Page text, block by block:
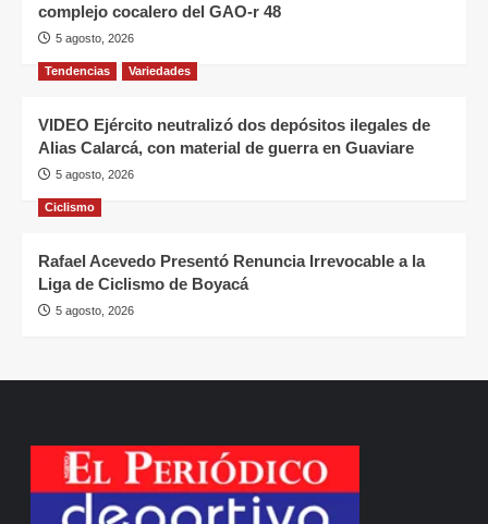
complejo cocalero del GAO-r 48
5 agosto, 2026
Tendencias Variedades
VIDEO Ejército neutralizó dos depósitos ilegales de
Alias Calarcá, con material de guerra en Guaviare
5 agosto, 2026
Ciclismo
Rafael Acevedo Presentó Renuncia Irrevocable a la
Liga de Ciclismo de Boyacá
5 agosto, 2026